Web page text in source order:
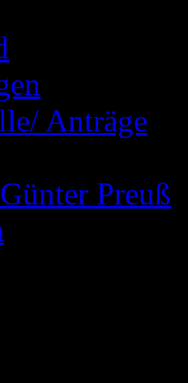
Anträge
Preuß